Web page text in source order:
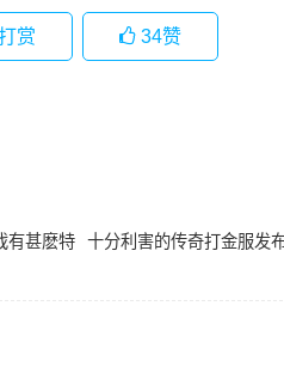
赏 34赞
有甚麽特
十分利害的传奇打金服发